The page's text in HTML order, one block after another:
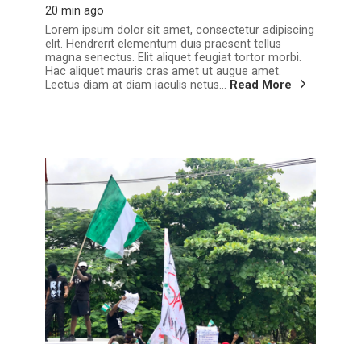
20 min ago
Lorem ipsum dolor sit amet, consectetur adipiscing
elit. Hendrerit elementum duis praesent tellus
magna senectus. Elit aliquet feugiat tortor morbi.
Hac aliquet mauris cras amet ut augue amet.
Lectus diam at diam iaculis netus... Read More